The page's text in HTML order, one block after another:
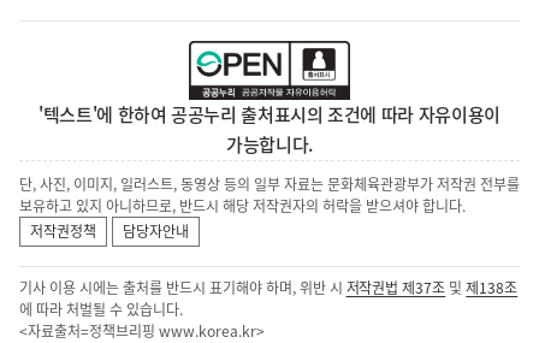
'텍스트'에 한하여 공공누리 출처표시의 조건에 따라 자유이용이
가능합니다.
단, 사진, 이미지, 일러스트, 동영상 등의 일부 자료는 문화체육관광부가 저작권 전부를
보유하고 있지 아니하므로, 반드시 해당 저작권자의 허락을 받으셔야 합니다.
저작권정책
담당자안내
기사 이용 시에는 출처를 반드시 표기해야 하며, 위반 시 저작권법 제37조 및제138조
에 따라 처벌될 수 있습니다.
<자료출처=정책브리핑 www.korea.kr>